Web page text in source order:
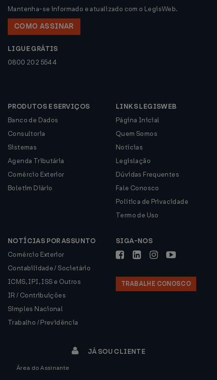
Mantenha-se informado e atualizado com o LegisWeb.
COMO ASSINAR
LIGUE GRÁTIS
0800 202 5544
PRODUTOS E SERVIÇOS
Banco de Dados
Consultoria
Sistemas
Agenda Tributária
Comércio Exterior
Boletim Diário
LINKS LEGISWEB
Página Inicial
Quem Somos
Notícias
Legislação
Dúvidas Frequentes
Fale Conosco
Política de Privacidade
Termo de Uso
NOTÍCIAS POR ASSUNTO
Comércio Exterior
Contabilidade / Societário
ICMS, IPI, ISS e Outros
IR / Contribuições
Simples Nacional
Trabalho / Previdência
SIGA-NOS
TRABALHE CONOSCO
JÁ SOU CLIENTE
Área do Assinante